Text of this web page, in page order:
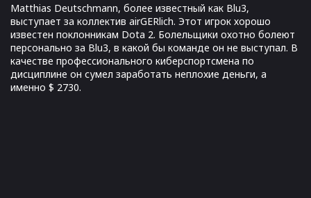
Matthias Deutschmann, более известный как Blu3,
выступает за коллектив airGERlich. Этот игрок хорошо
известен поклонникам Dota 2. Болельщики охотно болеют
персонально за Blu3, в какой бы команде он не выступал. В
качестве профессионального киберспортсмена по
дисциплине он сумел заработать неплохие деньги, а
именно $ 2730.